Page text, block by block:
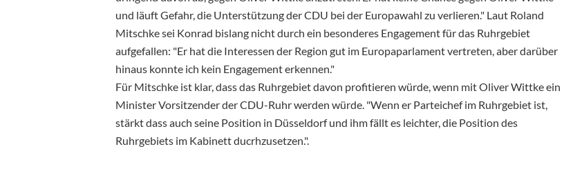
und läuft Gefahr, die Unterstützung der CDU bei der Europawahl zu verlieren." Laut Roland
Mitschke sei Konrad bislang nicht durch ein besonderes Engagement für das Ruhrgebiet
aufgefallen: "Er hat die Interessen der Region gut im Europaparlament vertreten, aber darüber
hinaus konnte ich kein Engagement erkennen."
Für Mitschke ist klar, dass das Ruhrgebiet davon profitieren würde, wenn mit Oliver Wittke ein
Minister Vorsitzender der CDU-Ruhr werden würde. "Wenn er Parteichef im Ruhrgebiet ist,
stärkt dass auch seine Position in Düsseldorf und ihm fällt es leichter, die Position des
Ruhrgebiets im Kabinett ducrhzusetzen.".